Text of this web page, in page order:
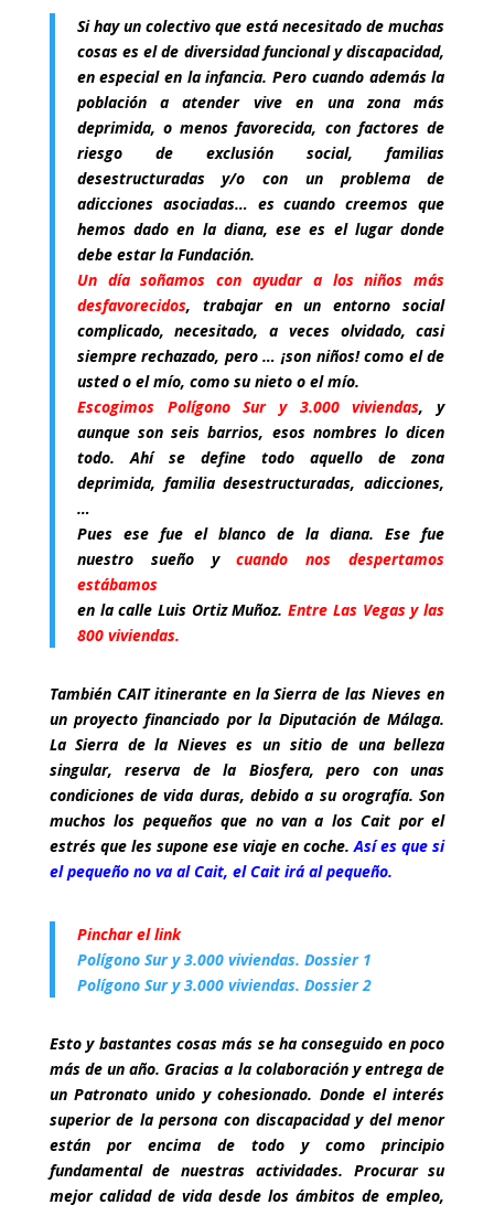
Si hay un colectivo que está necesitado de muchas
cosas es el de diversidad funcional y discapacidad,
en especial en la infancia. Pero cuando además la
población a atender vive en una zona más
deprimida, o menos favorecida, con factores de
riesgo de exclusión social, familias
desestructuradas y/o con un problema de
adicciones asociadas… es cuando creemos que
hemos dado en la diana, ese es el lugar donde
debe estar la Fundación.
Un día soñamos con ayudar a los niños más
desfavorecidos, trabajar en un entorno social
complicado, necesitado, a veces olvidado, casi
siempre rechazado, pero … ¡son niños! como el de
usted o el mío, como su nieto o el mío.
Escogimos Polígono Sur y 3.000 viviendas, y
aunque son seis barrios, esos nombres lo dicen
todo. Ahí se define todo aquello de zona
deprimida, familia desestructuradas, adicciones,
…
Pues ese fue el blanco de la diana. Ese fue
nuestro sueño ycuando nos despertamos
estábamos
en la calle Luis Ortiz Muñoz.Entre Las Vegas y las
800 viviendas.
También CAIT itinerante en la Sierra de las Nieves en
un proyecto financiado por la Diputación de Málaga.
La Sierra de la Nieves es un sitio de una belleza
singular, reserva de la Biosfera, pero con unas
condiciones de vida duras, debido a su orografía. Son
muchos los pequeños que no van a los Cait por el
estrés que les supone ese viaje en coche.Así es que si
el pequeño no va al Cait, el Cait irá al pequeño.
Pinchar el link
Polígono Sur y 3.000 viviendas. Dossier 1
Polígono Sur y 3.000 viviendas. Dossier 2
Esto y bastantes cosas más se ha conseguido en poco
más de un año. Gracias a la colaboración y entrega de
un Patronato unido y cohesionado. Donde el interés
superior de la persona con discapacidad y del menor
están por encima de todo y como principio
fundamental de nuestras actividades. Procurar su
mejor calidad de vida desde los ámbitos de empleo,